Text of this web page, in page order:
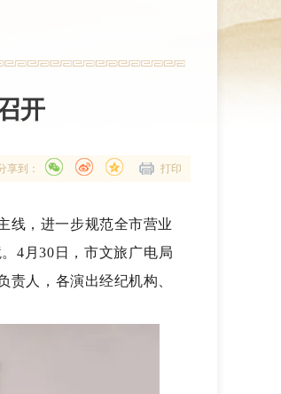
开
打印
享到：
线， 进一步规范全市营业
4 月30 日 ，市文旅 广电局
责人
，各演出经纪机构、